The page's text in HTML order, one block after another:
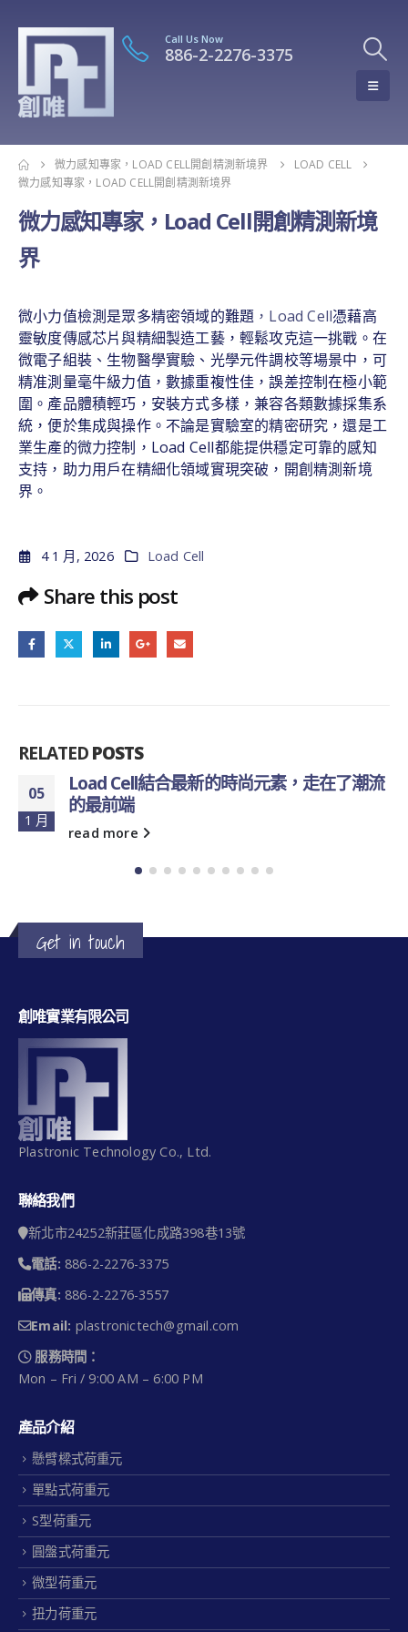
Call Us Now
886-2-2276-3375
微力感知專家，LOAD CELL開創精測新境界
LOAD CELL
微力感知專家，LOAD CELL開創精測新境界
微力感知專家，Load Cell開創精測新境
界
微小力值檢測是眾多精密領域的難題 ，Load Cell憑藉高
靈敏度傳感芯片與精細製造工藝，輕鬆攻克這一挑戰。在
微電子組裝、生物醫學實驗、光學元件調校等場景中，可
精准測量毫牛級力值，數據重複性佳，誤差控制在極小範
圍。產品體積輕巧，安裝方式多樣，兼容各類數據採集系
統，便於集成與操作。不論是實驗室的精密研究，還是工
業生產的微力控制，Load Cell都能提供穩定可靠的感知
支持，助力用戶在精細化領域實現突破，開創精測新境
界。
4 1 月, 2026 Load Cell
Share this post
RELATEDPOSTS
05
1 月
Load Cell結合最新的時尚元素，走在了潮流
的最前端
read more
Get in touch
創唯實業有限公司
Plastronic Technology Co., Ltd.
聯絡我們
新北市24252新莊區化成路398巷13號
電話: 886-2-2276-3375
傳真: 886-2-2276-3557
Email: plastronictech@gmail.com
服務時間：
Mon – Fri / 9:00 AM – 6:00 PM
產品介紹
懸臂樑式荷重元
單點式荷重元
S型荷重元
圓盤式荷重元
微型荷重元
扭力荷重元